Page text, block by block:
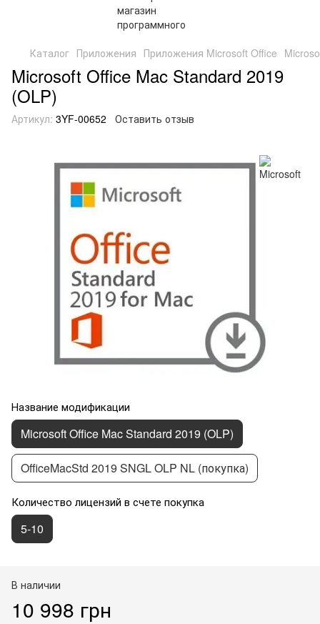
Каталог Приложения Приложения Microsoft Office
Microsoft Office Mac Standard 2019
(OLP)
Артикул: 3YF-00652 Оставить отзыв
Название модификации
Microsoft Office Mac Standard 2019 (OLP)
OfficeMacStd 2019 SNGL OLP NL (покупка)
Количество лицензий в счете покупка
5-10
В наличии
10 998 грн